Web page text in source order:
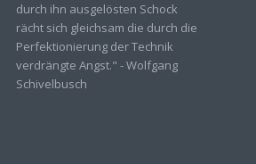
durch ihn ausgelösten Schock
rächt sich gleichsam die durch die
Perfektionierung der Technik
verdrängte Angst." - Wolfgang
Schivelbusch